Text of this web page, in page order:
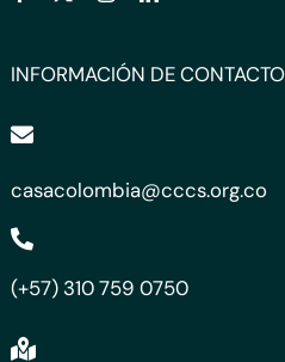
INFORMACIÓN DE CONTACTO
casacolombia@cccs.org.co
(+57) 310 759 0750